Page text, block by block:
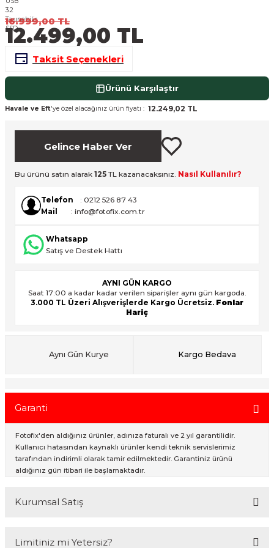
Cihazları
Standlar
Işık Setleri
16.999,00 TL
12.499,00 TL
Taksit Seçenekleri
Ürünü Karşılaştır
Havale ve Eft'ye özel alacağınız ürün fiyatı : 12.249,02 TL
Gelince Haber Ver
Bu ürünü satın alarak 125 TL kazanacaksınız. Nasıl Kullanılır?
Telefon
: 0212 526 87 43
Mail
: info@fotofix.com.tr
Whatsapp
Satış ve Destek Hattı
AYNI GÜN KARGO
Saat 17:00 a kadar kadar verilen siparişler aynı gün kargoda.
3.000 TL Üzeri Alışverişlerde Kargo Ücretsiz. Fonlar
Hariç
Aynı Gün Kurye Kargo Bedava
Garanti
Fotofix'den aldığınız ürünler, adınıza faturalı ve 2 yıl garantilidir.
Kullanıcı hatasından kaynaklı ürünler kendi teknik servislerimiz
tarafından indirimli olarak tamir edilmektedir. Garantiniz ürünü
aldığınız gün itibari ile başlamaktadır.
Kurumsal Satış
online web sitesi olan www.fotofix.com.tr üzerinden hizmet
Limitiniz mi Yetersiz?